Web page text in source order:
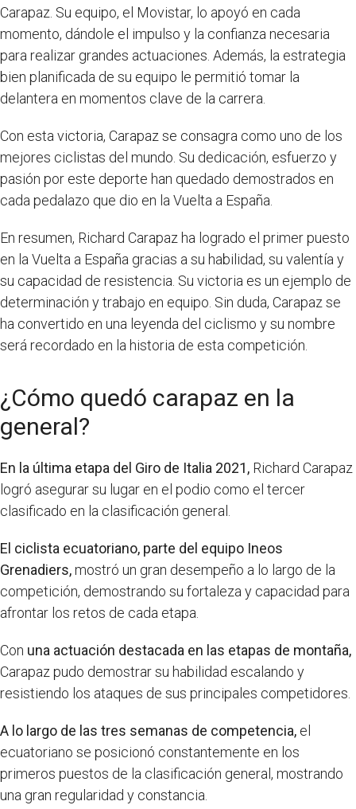
Carapaz. Su equipo, el Movistar, lo apoyó en cada
momento, dándole el impulso y la confianza necesaria
para realizar grandes actuaciones. Además, la estrategia
bien planificada de su equipo le permitió tomar la
delantera en momentos clave de la carrera.
Con esta victoria, Carapaz se consagra como uno de los
mejores ciclistas del mundo. Su dedicación, esfuerzo y
pasión por este deporte han quedado demostrados en
cada pedalazo que dio en la Vuelta a España.
En resumen, Richard Carapaz ha logrado el primer puesto
en la Vuelta a España gracias a su habilidad, su valentía y
su capacidad de resistencia. Su victoria es un ejemplo de
determinación y trabajo en equipo. Sin duda, Carapaz se
ha convertido en una leyenda del ciclismo y su nombre
será recordado en la historia de esta competición.
¿Cómo quedó carapaz en la
general?
En la última etapa del Giro de Italia 2021, Richard Carapaz
logró asegurar su lugar en el podio como el tercer
clasificado en la clasificación general.
El ciclista ecuatoriano, parte del equipo Ineos
Grenadiers,mostró un gran desempeño a lo largo de la
competición, demostrando su fortaleza y capacidad para
afrontar los retos de cada etapa.
Con una actuación destacada en las etapas de montaña,
Carapaz pudo demostrar su habilidad escalando y
resistiendo los ataques de sus principales competidores.
A lo largo de las tres semanas de competencia, el
ecuatoriano se posicionó constantemente en los
primeros puestos de la clasificación general, mostrando
una gran regularidad y constancia.